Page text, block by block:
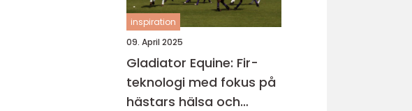
inspiration
09. April 2025
Gladiator Equine: Fir-
teknologi med fokus på
hästars hälsa och